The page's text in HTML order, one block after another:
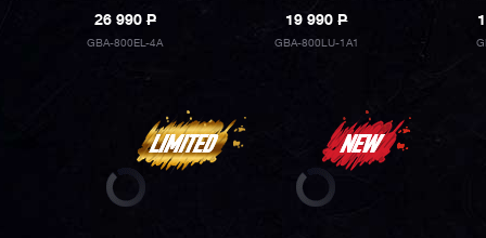
26 990P
GBA-800EL-4A
19 990P
GBA-800LU-1A1